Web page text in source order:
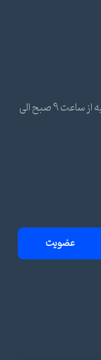
ساعات پاسخ گویی تلفنی و پشتیبانی شنبه تا چهارشنبه از ساعت 9 صبح الی
عضویت